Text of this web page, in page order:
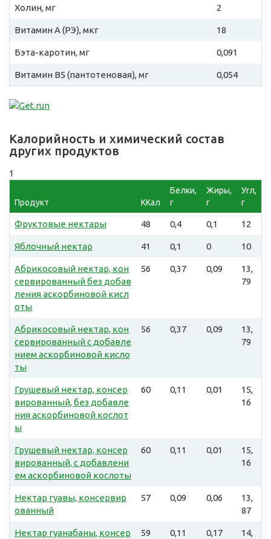
Холин, мг 2
Витамин A (РЭ), мкг 18
Бэта-каротин, мг 0,091
Витамин B5 (пантотеновая), мг 0,054
Калорийность и химический состав
других продуктов
1
Продукт ККал
Белки,
г
Жиры,
г
Угл,
г
Фруктовые нектары 48 0,4 0,1 12
Яблочный нектар 41 0,1 0 10
Абрикосовый нектар, кон
сервированный без добав
ления аскорбиновой кисл
оты
56 0,37 0,09
13,
79
Абрикосовый нектар, кон
сервированный с добавле
нием аскорбиновой кисло
ты
56 0,37 0,09
13,
79
Грушевый нектар, консер
вированный, без добавле
ния аскорбиновой кослот
ы
60 0,11 0,01
15,
16
Грушевый нектар, консер
вированный, с добавлени
ем аскорбиновой кослоты
60 0,11 0,01
15,
16
Нектар гуавы, консервир
ованный
57 0,09 0,06
13,
87
Нектар гуанабаны, консер
59 0,11 0,17
14,